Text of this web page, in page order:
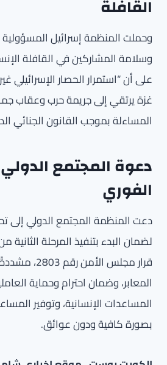
القافلة
وحملت المنظمة إسرائيل
وسلامة المشاركين في القافلة
على أن “استمرار الحصار الإسرائيلي
غزة يرتقي إلى جريمة حرب وعقاب
المساءلة بموجب القانون الجنائي
دعوة المجتمع الدولي
الفوري
دعت المنظمة المجتمع الدولي إلى
لضمان البدء بتنفيذ المرحلة
قرار مجلس
المعابر، وضمان احترام وحماية
المساعدات الإنسانية، وتوفير
بصورة كافية ودون عوائق.